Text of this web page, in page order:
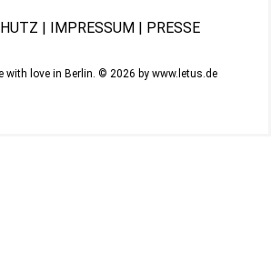
| IMPRESSUM| PRESSE
with love in Berlin. © 2026 by www.letus.de